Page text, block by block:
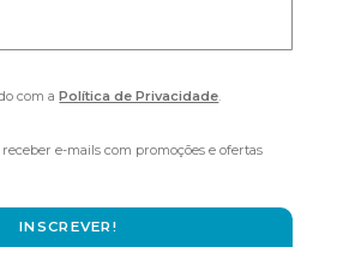
com aPolítica de Privacidade.
receber e-mails com promoções e ofertas
INSCREVER!